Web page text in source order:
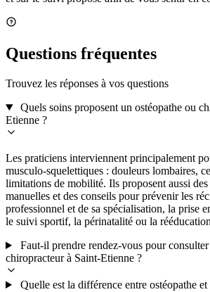
Questions fréquentes
Trouvez les réponses à vos questions
Quels soins proposent un ostéopathe ou
Etienne ?
Les praticiens interviennent principalement
musculo-squelettiques : douleurs lombaires,
limitations de mobilité. Ils proposent aussi
manuelles et des conseils pour prévenir les
professionnel et de sa spécialisation, la prise
le suivi sportif, la périnatalité ou la
Faut-il prendre rendez-vous pour
chiropracteur à Saint-Etienne ?
Quelle est la différence entre ostéopathe